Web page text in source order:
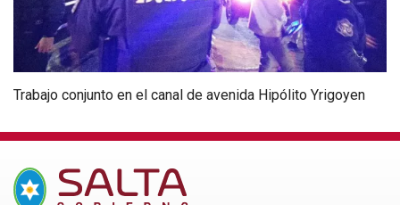
Trabajo conjunto en el canal de avenida Hipólito Yrigoyen